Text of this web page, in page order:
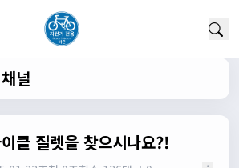
니티가 되겠네요
널
클 질렛을 찾으시나요?!